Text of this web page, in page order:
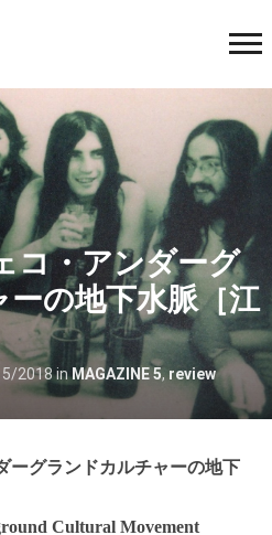
コ・アンダーグ
の地下水脈［江
2018inMAGAZINE 5,review
ーグランドカルチャーの地下
Cultural Movement